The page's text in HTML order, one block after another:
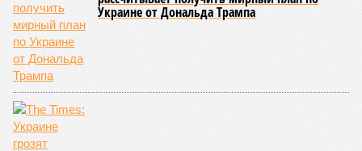
Сюжет:Коррупция,Армия
Список арестованных выглядит представительно. В нём
основной владелец одного из лидеров отечественного АПК
– группы компаний «ЭФКО»
замдиректора по развитию
по стратегическому развитию
гендиректор ГК